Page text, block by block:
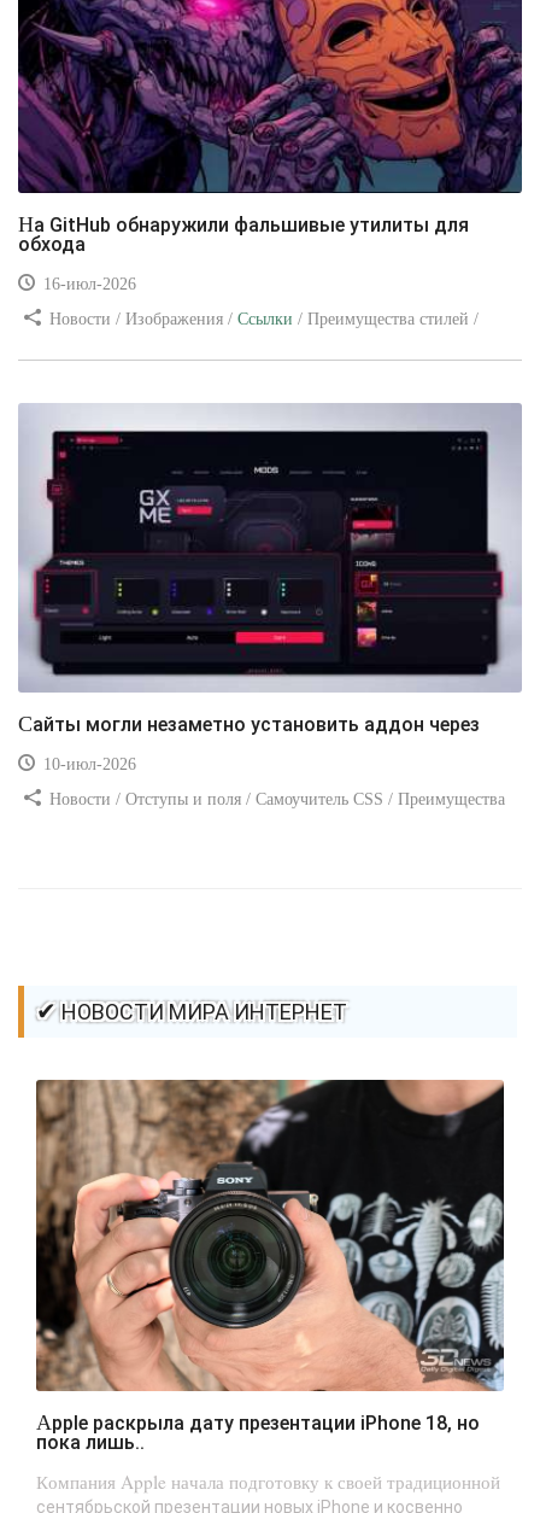
На GitHub обнаружили фальшивые утилиты для
обхода
16-июл-2026
Новости / Изображения / Ссылки / Преимущества стилей /
Сайты могли незаметно установить аддон через
10-июл-2026
Новости / Отступы и поля / Самоучитель CSS / Преимущества
✔ НОВОСТИ МИРА ИНТЕРНЕТ
Apple раскрыла дату презентации iPhone 18, но
пока лишь..
Компания Apple начала подготовку к своей традиционной
сентябрьской презентации новых iPhone и косвенно